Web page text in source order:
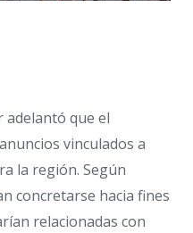
adelantó que el
vinculados a
la región. Según
concretarse hacia fines
relacionadas con